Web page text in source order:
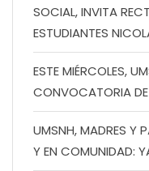
SOCIAL, INVITA
ESTUDIANTES
ESTE MIÉRCOLES,
CONVOCATORIA
UMSNH, MADRES Y
Y EN COMUNIDAD: